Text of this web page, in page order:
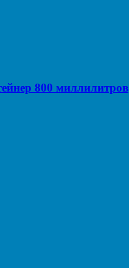
800 миллилитров